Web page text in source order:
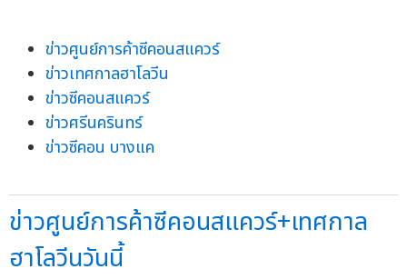
ข่าวศูนย์การค้าซีคอนสแควร์
ข่าวเทศกาลฮาโลวีน
ข่าวซีคอนสแควร์
ข่าวศรีนครินทร์
ข่าวซีคอน บางแค
ข่าวศูนย์การค้าซีคอนสแควร์+เทศกาล
ฮาโลวีนวันนี้